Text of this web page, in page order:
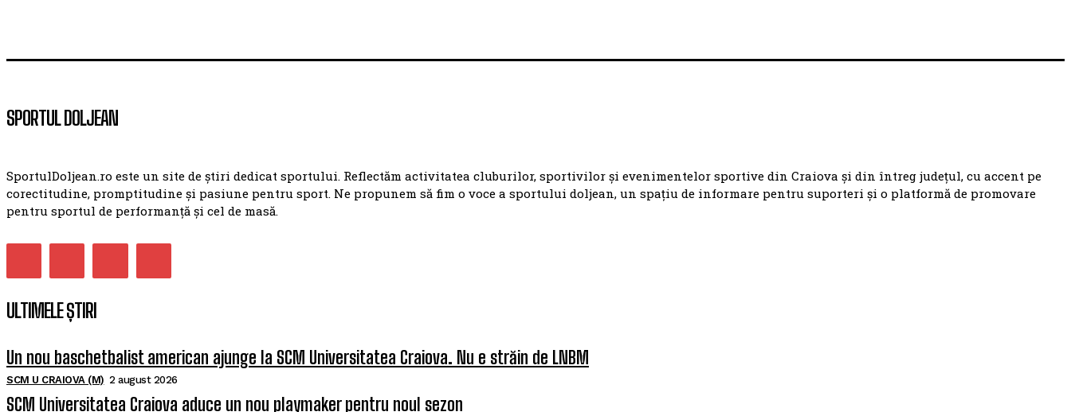
SPORTUL DOLJEAN
SportulDoljean.ro este un site de știri dedicat sportului. Reflectăm activitatea cluburilor, sportivilor și evenimentelor sportive din Craiova și din întreg județul, cu accent pe
corectitudine, promptitudine și pasiune pentru sport. Ne propunem să fim o voce a sportului doljean, un spațiu de informare pentru suporteri și o platformă de promovare
pentru sportul de performanță și cel de masă.
ULTIMELE ȘTIRI
Un nou baschetbalist american ajunge la SCM Universitatea Craiova. Nu e străin de LNBM
SCM U CRAIOVA (M) 2 august 2026
SCM Universitatea Craiova aduce un nou playmaker pentru noul sezon